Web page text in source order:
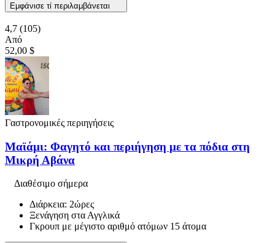
Εμφάνισε τί περιλαμβάνεται
4,7 (105)
Από
52,00 $
Γαστρονομικές περιηγήσεις
Μαϊάμι: Φαγητό και περιήγηση με τα πόδια στη
Μικρή Αβάνα
Διαθέσιμο σήμερα
Διάρκεια: 2ώρες
Ξενάγηση στα Αγγλικά
Γκρουπ με μέγιστο αριθμό ατόμων 15 άτομα